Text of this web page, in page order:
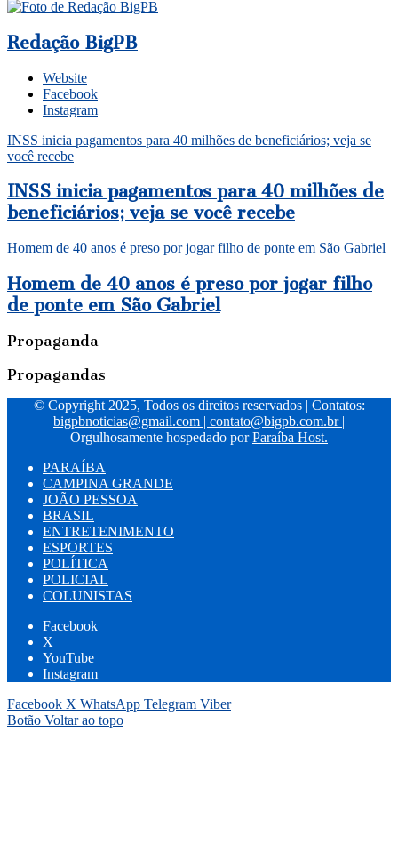
Redação BigPB
Website
Facebook
Instagram
INSS inicia pagamentos para 40 milhões de beneficiários; veja se
você recebe
INSS inicia pagamentos para 40 milhões de
beneficiários; veja se você recebe
Homem de 40 anos é preso por jogar filho de ponte em São Gabriel
Homem de 40 anos é preso por jogar filho
de ponte em São Gabriel
Propaganda
Propagandas
© Copyright 2025, Todos os direitos reservados | Contatos:
bigpbnoticias@gmail.com
contato@bigpb.com.br
Orgulhosamente hospedado porParaíba Host.
PARAÍBA
CAMPINA GRANDE
JOÃO PESSOA
BRASIL
ENTRETENIMENTO
ESPORTES
POLÍTICA
POLICIAL
COLUNISTAS
Facebook
X
YouTube
Instagram
Facebook X WhatsApp Telegram Viber
Botão Voltar ao topo